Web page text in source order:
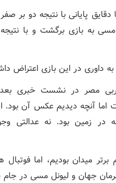
پایانی با نتیجه دو بر
به بازی برگشت و با
در این بازی اعتراض
مصر در نشست خبری بعد
آنچه دیدیم عکس آن بود.
در زمین بود.‌ نه عدالتی
برتر میدان بودیم، اما
جهان و لیونل مسی در جام